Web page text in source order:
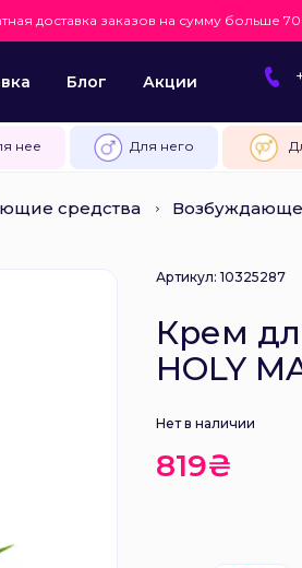
доставка заказов на сумму больше
Блог Акции
нее Для него
средства
Артикул: 10325287
Крем
HOLY
Нет в наличии
819₴